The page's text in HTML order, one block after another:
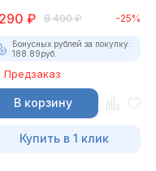
₽ 8 400 ₽ -25%
Бонусных рублей за покупку:
188.89руб.
Предзаказ
В корзину
Купить в 1 клик